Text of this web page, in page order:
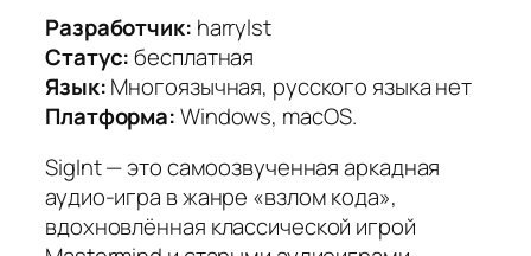
Разработчик: harrylst
Статус:бесплатная
Язык:Многоязычная, русского языка нет
Платформа:Windows, macOS.
SigInt — это самоозвученная аркадная
аудио-игра в жанре «взлом кода»,
вдохновлённая классической игрой